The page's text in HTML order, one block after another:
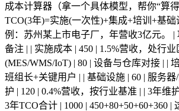
成本计算器（拿一个具体模型，帮你“算得
TCO(3年)=实施(一次性)+集成+培训+基
例：苏州某上市电子厂，年营收3亿元。 |
备注 | | 实施成本 | 450 | 1.5%营收，处行
(MES/WMS/IoT) | 80 | 设备与仓库对接 | |
班组长+关键用户 | | 基础设施 | 60 | 服务
护 | 120 | 0.4%营收，按行业基准 | | 3年维
3年TCO合计 | 1000 | 450+80+50+60+360